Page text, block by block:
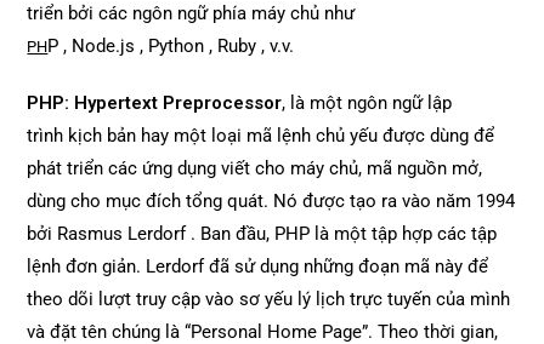
triển bởi các ngôn ngữ phía máy chủ như
PHP , Node.js , Python , Ruby , v.v.
PHP: Hypertext Preprocessor, là một ngôn ngữ lập
trình kịch bản hay một loại mã lệnh chủ yếu được dùng để
phát triển các ứng dụng viết cho máy chủ, mã nguồn mở,
dùng cho mục đích tổng quát. Nó được tạo ra vào năm 1994
bởi Rasmus Lerdorf . Ban đầu, PHP là một tập hợp các tập
lệnh đơn giản. Lerdorf đã sử dụng những đoạn mã này để
theo dõi lượt truy cập vào sơ yếu lý lịch trực tuyến của mình
và đặt tên chúng là “Personal Home Page”. Theo thời gian,